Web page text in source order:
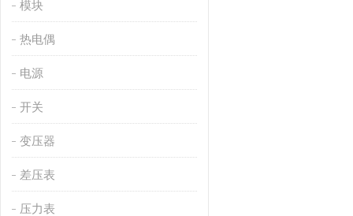
模块
热电偶
电源
开关
变压器
差压表
压力表